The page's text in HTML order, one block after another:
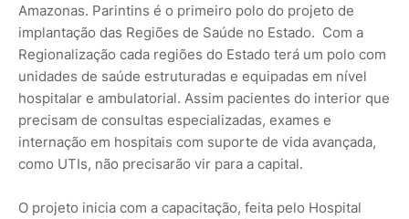
Amazonas. Parintins é o primeiro polo do projeto de
implantação das Regiões de Saúde no Estado. Com a
Regionalização cada regiões do Estado terá um polo com
unidades de saúde estruturadas e equipadas em nível
hospitalar e ambulatorial. Assim pacientes do interior que
precisam de consultas especializadas, exames e
internação em hospitais com suporte de vida avançada,
como UTIs, não precisarão vir para a capital.
O projeto inicia com a capacitação, feita pelo Hospital